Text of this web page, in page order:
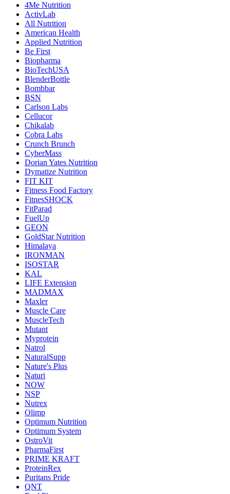
4Me Nutrition
ActivLab
All Nutrition
American Health
Applied Nutrition
Be First
Biopharma
BioTechUSA
BlenderBottle
Bombbar
BSN
Carlson Labs
Cellucor
Chikalab
Cobra Labs
Crunch Brunch
CyberMass
Dorian Yates Nutrition
Dymatize Nutrition
FIT KIT
Fitness Food Factory
FitnesSHOCK
FitParad
FuelUp
GEON
GoldStar Nutrition
Himalaya
IRONMAN
ISOSTAR
KAL
LIFE Extension
MADMAX
Maxler
Muscle Care
MuscleTech
Mutant
Myprotein
Natrol
NaturalSupp
Nature's Plus
Naturi
NOW
NSP
Nutrex
Olimp
Optimum Nutrition
Optimum System
OstroVit
PharmaFirst
PRIME KRAFT
ProteinRex
Puritans Pride
QNT